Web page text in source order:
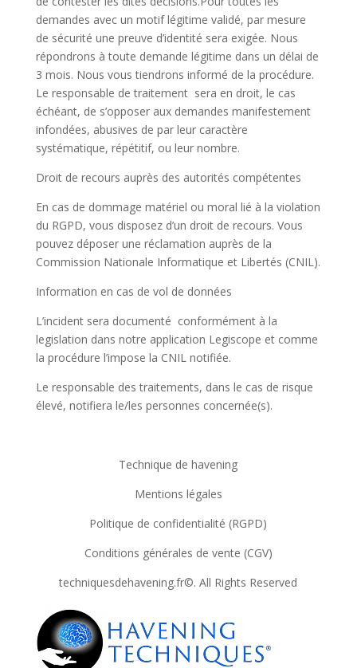
demandes avec un motif légitime validé, par mesure
de sécurité une preuve d’identité sera exigée. Nous
répondrons à toute demande légitime dans un délai de
3 mois. Nous vous tiendrons informé de la procédure.
Le responsable de traitement sera en droit, le cas
échéant, de s’opposer aux demandes manifestement
infondées, abusives de par leur caractère
systématique, répétitif, ou leur nombre.
Droit de recours auprès des autorités compétentes
En cas de dommage matériel ou moral lié à la violation
du RGPD, vous disposez d’un droit de recours. Vous
pouvez déposer une réclamation auprès de la
Commission Nationale Informatique et Libertés (CNIL).
Information en cas de vol de données
L’incident sera documenté conformément à la
legislation dans notre application Legiscope et comme
la procédure l’impose la CNIL notifiée.
Le responsable des traitements, dans le cas de risque
élevé, notifiera le/les personnes concernée(s).
Technique de havening
Mentions légales
Politique de confidentialité (RGPD)
Conditions générales de vente (CGV)
techniquesdehavening.fr©. All Rights Reserved